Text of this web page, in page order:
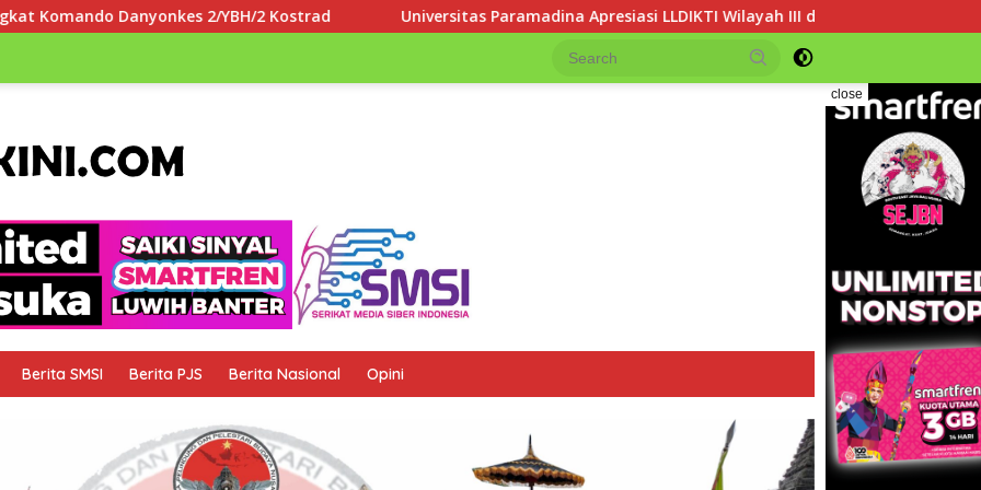
2/YBH/2 Kostrad Universitas Paramadina Apresiasi LLDIKTI Wilayah III dalam Memperjuangkan Eksistensi Perguruan
close
Berita SMSI Berita PJS Berita Nasional Opini